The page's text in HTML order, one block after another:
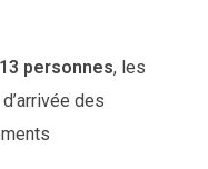
personnes, les
des